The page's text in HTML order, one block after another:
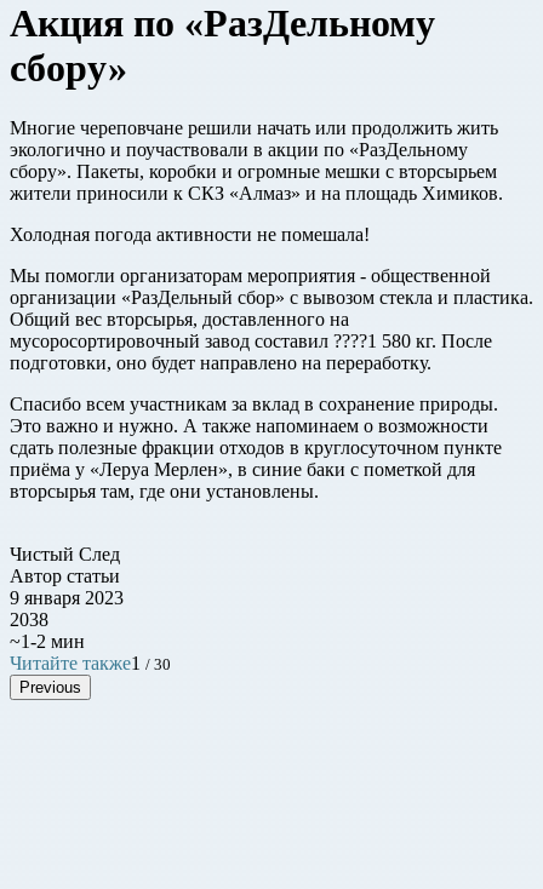
Акция по «РазДельному
сбору»
Многие череповчане решили начать или продолжить жить
экологично и поучаствовали в акции по «РазДельному
сбору». Пакеты, коробки и огромные мешки с вторсырьем
жители приносили к СКЗ «Алмаз» и на площадь Химиков.
Холодная погода активности не помешала!
Мы помогли организаторам мероприятия - общественной
организации «РазДельный сбор» с вывозом стекла и пластика.
Общий вес вторсырья, доставленного на
мусоросортировочный завод составил ????1 580 кг. После
подготовки, оно будет направлено на переработку.
Спасибо всем участникам за вклад в сохранение природы.
Это важно и нужно. А также напоминаем о возможности
сдать полезные фракции отходов в круглосуточном пункте
приёма у «Леруа Мерлен», в синие баки с пометкой для
вторсырья там, где они установлены.
Чистый След
Автор статьи
9 января 2023
2038
~1-2 мин
Читайте также1 / 30
Previous